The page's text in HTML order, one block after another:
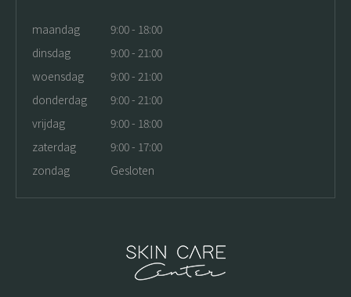
maandag
9:00 - 18:00
dinsdag
9:00 - 21:00
woensdag
9:00 - 21:00
donderdag
9:00 - 21:00
vrijdag
9:00 - 18:00
zaterdag
9:00 - 17:00
zondag
Gesloten